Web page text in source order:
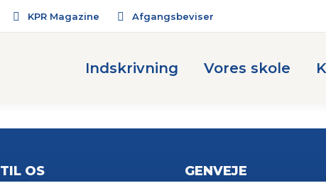
KPR Magazine Afgangsbeviser
Indskrivning Vores skole
OS GENVEJE